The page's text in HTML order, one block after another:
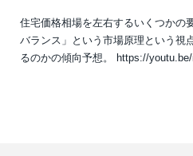
住宅価格相場を左右するいくつかの
バランス」という市場原理という視
るのかの傾向予想。 https://